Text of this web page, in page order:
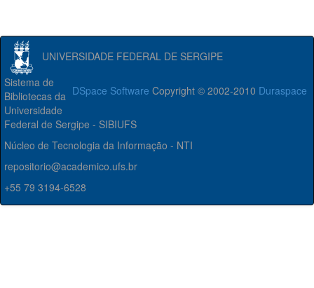
UNIVERSIDADE FEDERAL DE SERGIPE
DSpace Software Copyright © 2002-2010 Duraspace
Sistema de
Bibliotecas da
Universidade
Federal de Sergipe - SIBIUFS
Núcleo de Tecnologia da Informação - NTI
repositorio@academico.ufs.br
+55 79 3194-6528